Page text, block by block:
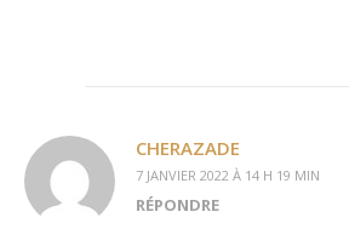
CHERAZADE
7 JANVIER 2022 À 14 H 19 MIN
RÉPONDRE